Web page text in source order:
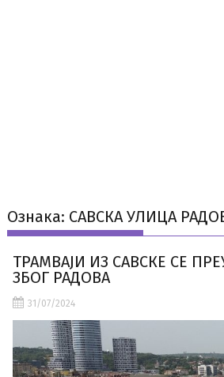
Ознака: САВСКА УЛИЦА
ТРАМВАЈИ ИЗ САВСКЕ СЕ
ЗБОГ РАДОВА
31/07/2024